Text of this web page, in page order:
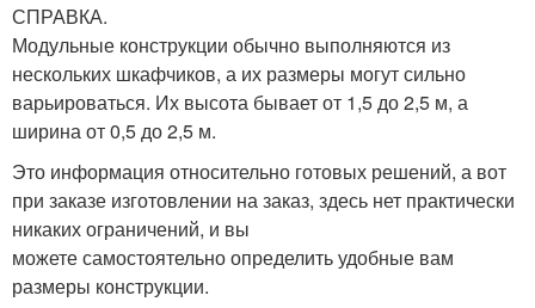
СПРАВКА.
Модульные конструкции обычно выполняются из
нескольких шкафчиков, а их размеры могут сильно
варьироваться. Их высота бывает от 1,5 до 2,5 м, а
ширина от 0,5 до 2,5 м.
Это информация относительно готовых решений, а вот
при заказе изготовлении на заказ, здесь нет практически
никаких ограничений, и вы
можете самостоятельно определить удобные вам
размеры конструкции.